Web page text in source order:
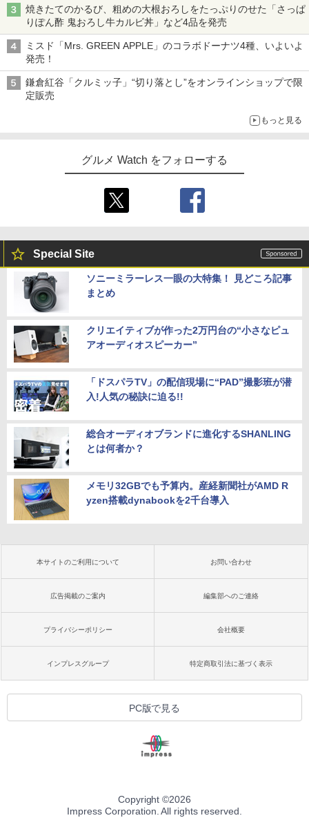
焼きたてのかるび、粗めの大根おろしをたっぷりのせた「さっぱ
りぽん酢 鬼おろし牛カルビ丼」など4品を発売
ミスド「Mrs. GREEN APPLE」のコラボドーナツ4種、いよいよ
発売！
鎌倉紅谷「クルミッ子」“切り落とし”をオンラインショップで限
定販売
もっと見る
グルメ Watch をフォローする
Special Site
ソニーミラーレス一眼の大特集！ 見どころ記事
まとめ
クリエイティブが作った2万円台の“小さなピュ
アオーディオスピーカー”
「ドスパラTV」の配信現場に“PAD”撮影班が潜
入!人気の秘訣に迫る!!
総合オーディオブランドに進化するSHANLING
とは何者か？
メモリ32GBでも予算内。産経新聞社がAMD R
yzen搭載dynabookを2千台導入
本サイトのご利用について お問い合わせ
広告掲載のご案内 編集部へのご連絡
プライバシーポリシー 会社概要
インプレスグループ 特定商取引法に基づく表示
PC版で見る
Copyright ©2026
Impress Corporation. All rights reserved.